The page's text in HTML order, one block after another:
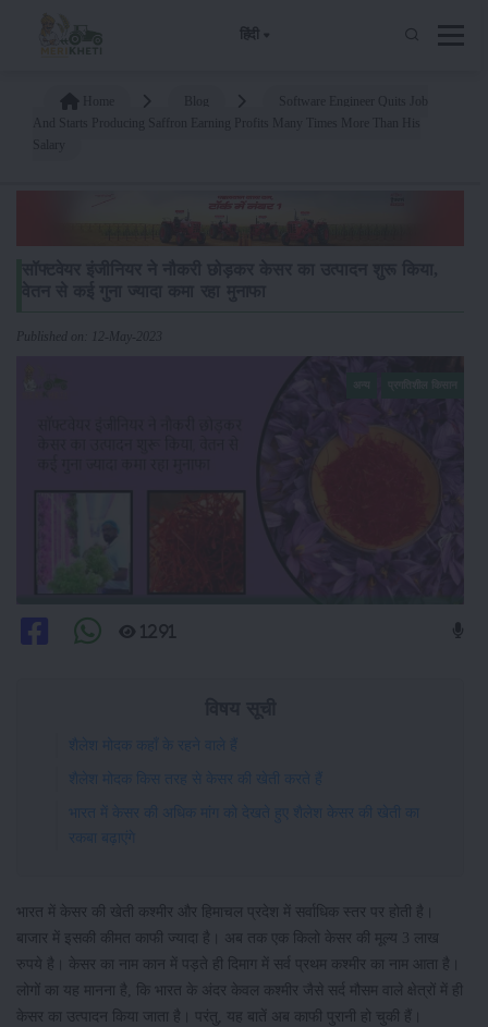
हिंदी
Published on: 12-May-2023
1291
शैलेश मोदक कहाँ के रहने वाले हैं
शैलेश मोदक किस तरह से केसर की खेती करते हैं
भारत में केसर की अधिक मांग को देखते हुए शैलेश केसर की खेती का
रकबा बढ़ाएंगे
भारत में केसर की खेती कश्मीर और हिमाचल प्रदेश में सर्वाधिक स्तर पर होती है।
बाजार में इसकी कीमत काफी ज्यादा है। अब तक एक किलो केसर की मूल्य 3 लाख
रुपये है। केसर का नाम कान में पड़ते ही दिमाग में सर्व प्रथम कश्मीर का नाम आता है।
लोगों का यह मानना है, कि भारत के अंदर केवल कश्मीर जैसे सर्द मौसम वाले क्षेत्रों में ही
केसर का उत्पादन किया जाता है। परंतु, यह बातें अब काफी पुरानी हो चुकी हैं।